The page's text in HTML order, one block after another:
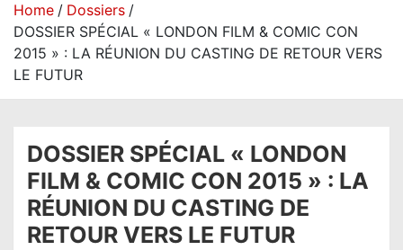
Home
Dossiers
DOSSIER SPÉCIAL « LONDON FILM & COMIC CON
2015 » : LA RÉUNION DU CASTING DE RETOUR VERS
LE FUTUR
DOSSIER SPÉCIAL « LONDON
FILM & COMIC CON 2015 » : LA
RÉUNION DU CASTING DE
RETOUR VERS LE FUTUR